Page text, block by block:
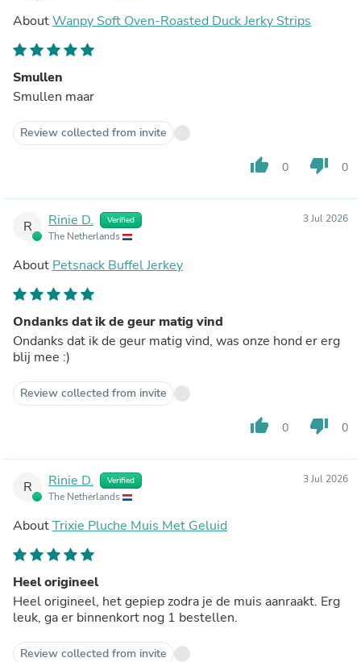
AboutWanpy Soft Oven-Roasted Duck Jerky Strips
Smullen
Smullen maar
Review collected from invite
thumb_up 0 thumb_down 0
R Rinie D. Verified
The Netherlands
3 Jul 2026
About Petsnack Buffel Jerkey
Ondanks dat ik de geur matig vind
Ondanks dat ik de geur matig vind, was onze hond er erg
blij mee :)
Review collected from invite
thumb_up 0 thumb_down 0
R Rinie D. Verified
The Netherlands
3 Jul 2026
AboutTrixie Pluche Muis Met Geluid
Heel origineel
Heel origineel, het gepiep zodra je de muis aanraakt. Erg
leuk, ga er binnenkort nog 1 bestellen.
Review collected from invite